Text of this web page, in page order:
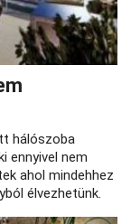
hálószoba
ennyivel nem
ahol mindehhez
élvezhetünk.